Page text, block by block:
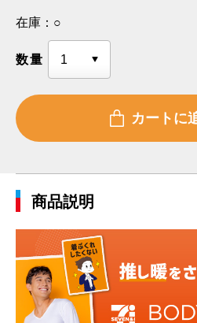
在庫： ○
数量
商品説明